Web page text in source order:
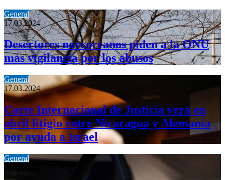
General
17.03.2024
Desertores norcoreanos piden a la ONU
más vigilancia por los abusos
General
17.03.2024
Corte Internacional de Justicia verá en
abril litigio entre Nicaragua y Alemania
por ayuda a Israel
General